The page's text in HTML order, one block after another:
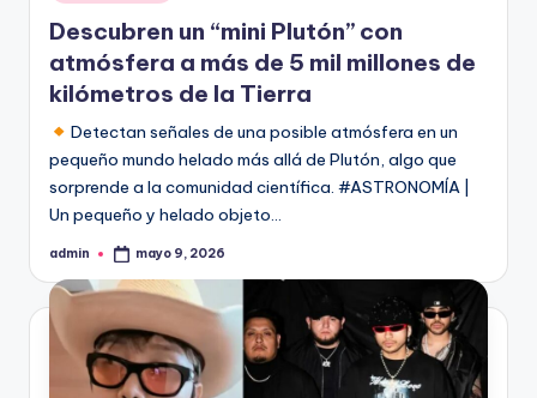
en
Descubren un “mini Plutón” con
atmósfera a más de 5 mil millones de
kilómetros de la Tierra
Detectan señales de una posible atmósfera en un
pequeño mundo helado más allá de Plutón, algo que
sorprende a la comunidad científica. #ASTRONOMÍA |
Un pequeño y helado objeto…
Publicado
admin mayo 9, 2026